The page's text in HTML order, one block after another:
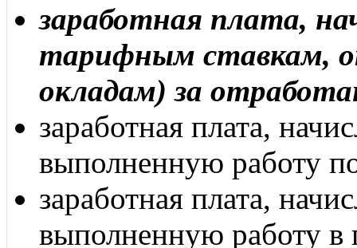
заработная плата,
тарифным ставкам,
окладам) за
заработная плата,
выполненную работу
заработная плата,
выполненную работу в